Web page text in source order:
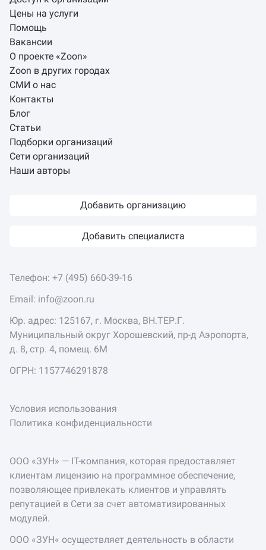
Цены на услуги
Помощь
Вакансии
О проекте «Zoon»
Zoon в других городах
СМИ о нас
Контакты
Блог
Статьи
Подборки организаций
Сети организаций
Наши авторы
Добавить организацию
Добавить специалиста
Телефон: +7 (495) 660-39-16
Email: info@zoon.ru
Юр. адрес: 125167, г. Москва, ВН.ТЕР.Г.
Муниципальный округ Хорошевский, пр-д Аэропорта,
д. 8, стр. 4, помещ. 6М
ОГРН: 1157746291878
Условия использования
Политика конфиденциальности
ООО «ЗУН» — IT-компания, которая предоставляет
клиентам лицензию на программное обеспечение,
позволяющее привлекать клиентов и управлять
репутацией в Сети за счет автоматизированных
модулей.
ООО «ЗУН« осуществляет деятельность в области